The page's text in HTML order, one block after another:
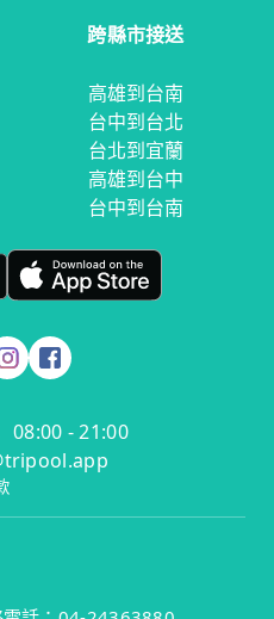
跨縣市接送
高雄到台南
台中到台北
台北到宜蘭
高雄到台中
台中到台南
08:00 - 21:00